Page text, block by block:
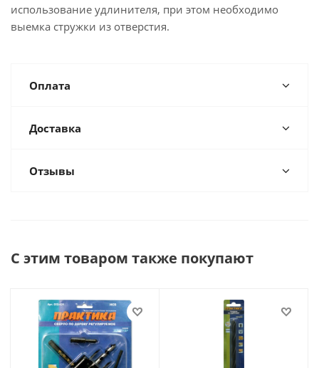
использование удлинителя, при этом необходимо
выемка стружки из отверстия.
Оплата
Доставка
Отзывы
С этим товаром также покупают